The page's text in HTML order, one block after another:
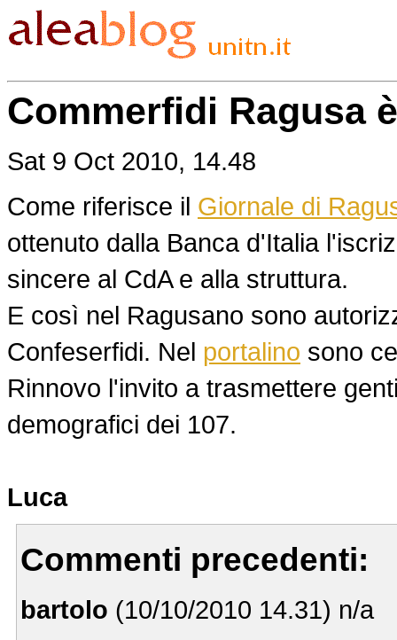
Commerfidi Ragusa
Sat 9 Oct 2010, 14.48
Come riferisce il Giornale di
ottenuto dalla Banca d'Italia
sincere al CdA e alla struttura.
E così nel Ragusano sono
Confeserfidi. Nel portalino sono
Rinnovo l'invito a trasmettere
demografici dei 107.
Luca
Commenti precedenti:
bartolo (10/10/2010 14.31) n/a